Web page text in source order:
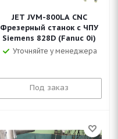
JET JVM-800LA CNC
Фрезерный станок с ЧПУ
Siemens 828D (Fanuc 0i)
Уточняйте у менеджера
Под заказ